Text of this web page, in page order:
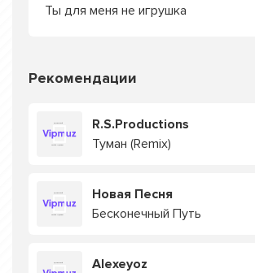
Ты для меня не игрушка
Рекомендации
R.S.Productions
Туман (Remix)
Новая Песня
Бесконечный Путь
Alexeyoz